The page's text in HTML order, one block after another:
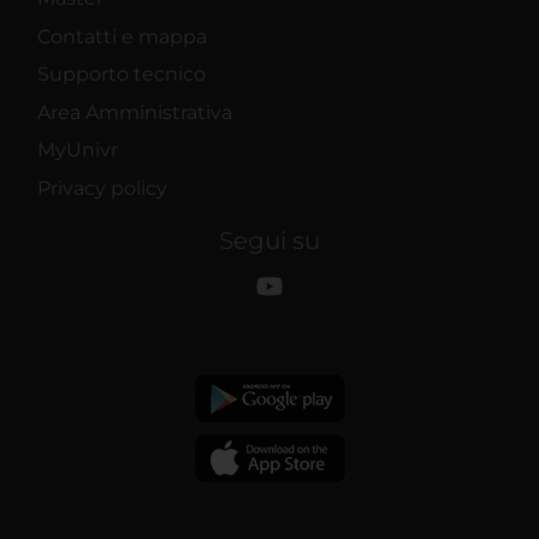
Contatti e mappa
Supporto tecnico
Area Amministrativa
MyUnivr
Privacy policy
Segui su